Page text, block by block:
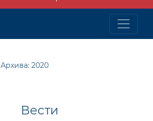
Архива: 2020
Вести